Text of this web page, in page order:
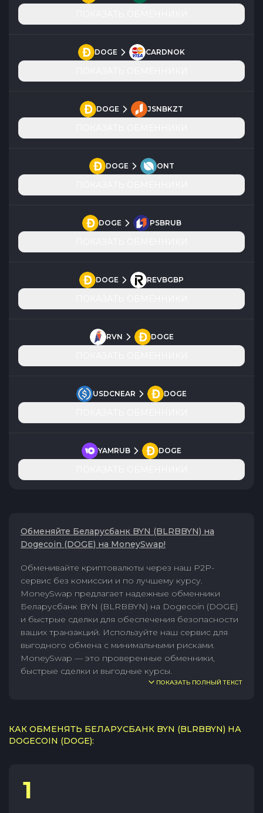
DOGE CARDNOK
DOGE JSNBKZT
DOGE ONT
DOGE PSBRUB
DOGE REVBGBP
RVN DOGE
USDCNEAR DOGE
YAMRUB DOGE
Обменяйте Беларусбанк BYN (BLRBBYN) на
Dogecoin (DOGE) на MoneySwap!
Обменивайте криптовалюты через наш P2P-
сервис без комиссии и по лучшему курсу.
MoneySwap предлагает надежные обменники
Беларусбанк BYN (BLRBBYN) на Dogecoin (DOGE)
и быстрые сделки для обеспечения безопасности
ваших транзакций. Используйте наш сервис для
выгодного обмена с минимальными рисками.
MoneySwap — это проверенные обменники,
быстрые сделки и выгодные курсы.
ПОКАЗАТЬ ПОЛНЫЙ ТЕКСТ
КАК ОБМЕНЯТЬ БЕЛАРУСБАНК BYN (BLRBBYN) НА
DOGECOIN (DOGE):
1